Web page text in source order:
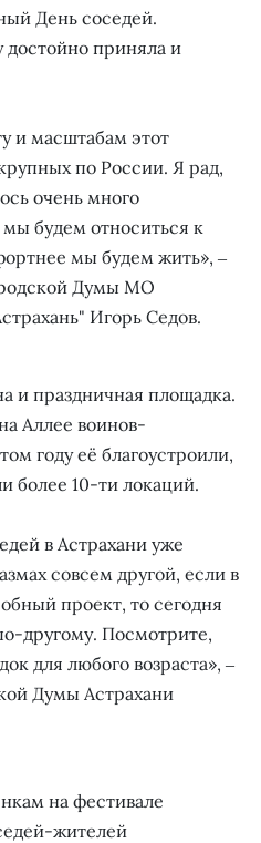
День соседей.
достойно приняла и
и масштабам этот
по России. Я рад,
очень много
будем относиться к
мы будем жить», ‒
Думы МО
Игорь Седов.
и праздничная площадка.
Аллее воинов-
году её благоустроили,
более 10-ти локаций.
в Астрахани уже
совсем другой, если в
проект, то сегодня
другому. Посмотрите,
для любого возраста», ‒
Думы Астрахани
на фестивале
жителей